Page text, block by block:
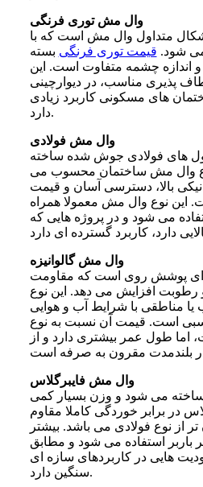
وال مش توری فرنگی
متداول وال مش است که با
شود. قیمت توری فرنگی بسته
اندازه چشمه متفاوت است. این
پذیری مناسب، در دیوارچینی
های مسکونی کاربرد زیادی
دارد.
وال مش فولادی
های فولادی جوش شده ساخته
وال مش ساختمان محسوب می
بالا، دسترسی آسان و قیمت
این نوع وال مش معمولا همراه
می شود و در پروژه هایی که
وال مش گالوانیزه
پوشش روی است که مقاومت
رطوبت افزایش می دهد. این نوع
مناطقی با شرایط آب و هوایی
است. قیمت آن نسبت به نوع
اما طول عمر بیشتری دارد و از
وال مش فایبرگلاس
ساخته می شود و وزن بسیار کمی
در برابر خوردگی کاملا مقاوم
از نوع فولادی می باشد. بیشتر
باربر استفاده می شود و مطابق
هایی در کاربردهای سازه ای
سنگین دارد.